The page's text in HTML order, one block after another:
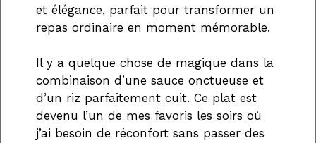
et élégance, parfait pour transformer un
repas ordinaire en moment mémorable.
Il y a quelque chose de magique dans la
combinaison d’une sauce onctueuse et
d’un riz parfaitement cuit. Ce plat est
devenu l’un de mes favoris les soirs où
j’ai besoin de réconfort sans passer des